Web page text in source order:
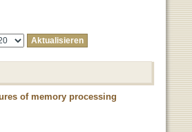
of memory processing